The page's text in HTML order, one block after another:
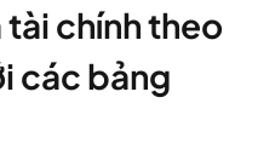
tài chính theo
các bảng